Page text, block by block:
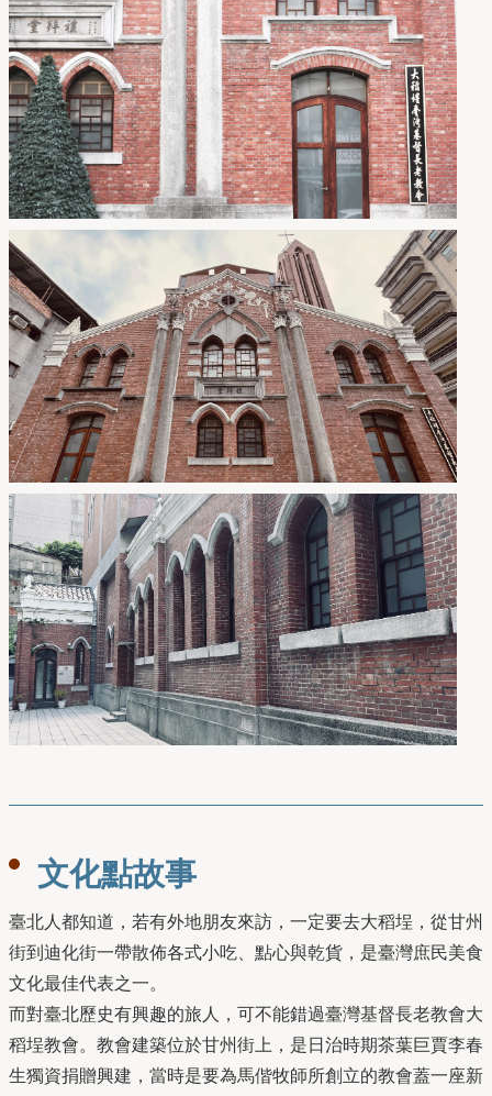
文化點故事
臺北人都知道，若有外地朋友來訪，一定要去大稻埕，從甘州
街到迪化街一帶散佈各式小吃、點心與乾貨，是臺灣庶民美食
文化最佳代表之一。
而對臺北歷史有興趣的旅人，可不能錯過臺灣基督長老教會大
稻埕教會。教會建築位於甘州街上，是日治時期茶葉巨賈李春
生獨資捐贈興建，當時是要為馬偕牧師所創立的教會蓋一座新